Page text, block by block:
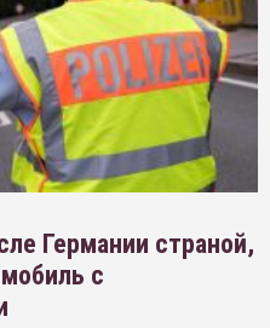
Германии страной,
с